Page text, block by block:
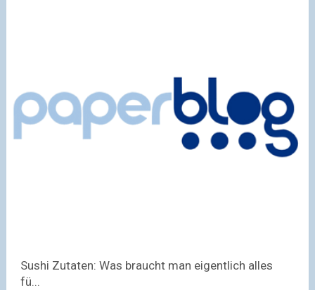
Sushi Zutaten: Was braucht man eigentlich alles
fü...